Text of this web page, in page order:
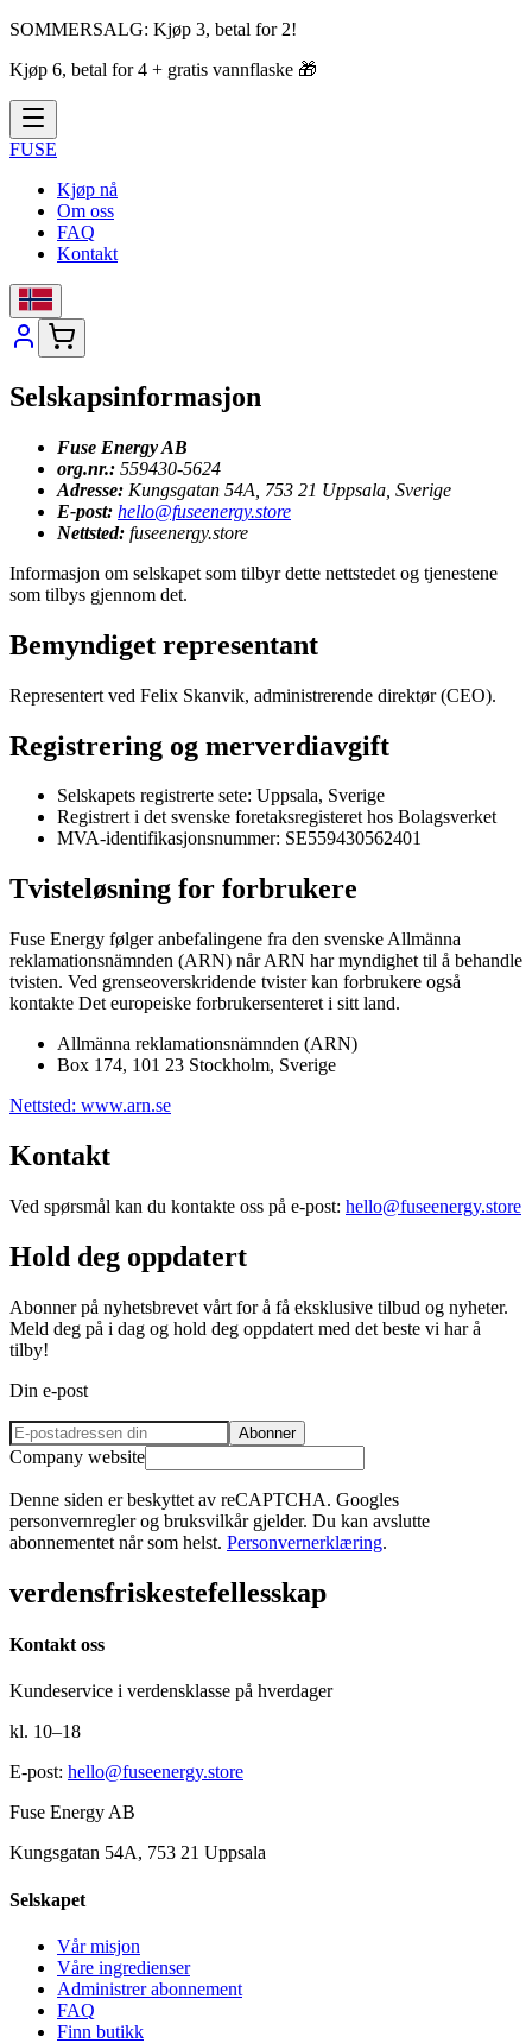
SOMMERSALG: Kjøp 3, betal for 2!
Kjøp 6, betal for 4 + gratis vannflaske 🎁
FUSE
Kjøp nå
Om oss
FAQ
Kontakt
Selskapsinformasjon
Fuse Energy AB
org.nr.: 559430-5624
Adresse: Kungsgatan 54A, 753 21 Uppsala, Sverige
E-post: hello@fuseenergy.store
Nettsted: fuseenergy.store
Informasjon om selskapet som tilbyr dette nettstedet og tjenestene
som tilbys gjennom det.
Bemyndiget representant
Representert ved Felix Skanvik, administrerende direktør (CEO).
Registrering og merverdiavgift
Selskapets registrerte sete: Uppsala, Sverige
Registrert i det svenske foretaksregisteret hos Bolagsverket
MVA-identifikasjonsnummer: SE559430562401
Tvisteløsning for forbrukere
Fuse Energy følger anbefalingene fra den svenske Allmänna
reklamationsnämnden (ARN) når ARN har myndighet til å behandle
tvisten. Ved grenseoverskridende tvister kan forbrukere også
kontakte Det europeiske forbrukersenteret i sitt land.
Allmänna reklamationsnämnden (ARN)
Box 174, 101 23 Stockholm, Sverige
Nettsted: www.arn.se
Kontakt
Ved spørsmål kan du kontakte oss på e-post: hello@fuseenergy.store
Hold deg oppdatert
Abonner på nyhetsbrevet vårt for å få eksklusive tilbud og nyheter.
Meld deg på i dag og hold deg oppdatert med det beste vi har å
tilby!
Din e-post
Abonner
Company website
Denne siden er beskyttet av reCAPTCHA. Googles
personvernregler og bruksvilkår gjelder. Du kan avslutte
abonnementet når som helst. Personvernerklæring.
verdensfriskestefellesskap
Kontakt oss
Kundeservice i verdensklasse på hverdager
kl. 10–18
E-post: hello@fuseenergy.store
Fuse Energy AB
Kungsgatan 54A, 753 21 Uppsala
Selskapet
Vår misjon
Våre ingredienser
Administrer abonnement
FAQ
Finn butikk